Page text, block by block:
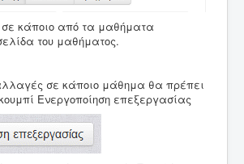
κάποιο από τα μαθήματα
του μαθήματος.
σε κάποιο μάθημα θα πρέπει
Ενεργοποίηση επεξεργασίας